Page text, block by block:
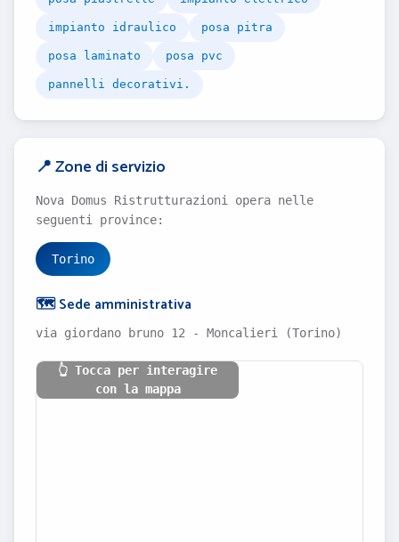
impianto idraulico posa pitra
posa laminato posa pvc
pannelli decorativi.
📍 Zone di servizio
Nova Domus Ristrutturazioni opera nelle
seguenti province:
Torino
🗺️ Sede amministrativa
via giordano bruno 12 - Moncalieri (Torino)
👆 Tocca per interagire
con la mappa